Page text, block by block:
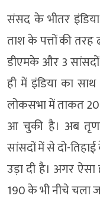
संसद के भीतर
ताश के पत्तों की
डीएमके और 3 सांसदों
ही में इंडिया का
लोकसभा में ताकत
आ चुकी है। अब
सांसदों में से दो-
उड़ा दी है। अगर
190 के भी नीचे चला